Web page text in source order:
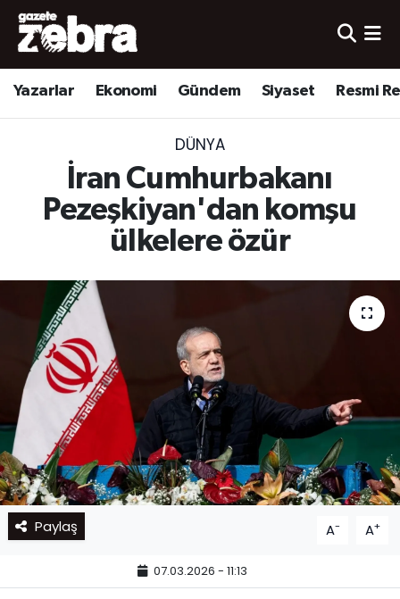
Yazarlar Ekonomi Gündem Siyaset Resmi
DÜNYA
İran Cumhurbakanı
Pezeşkiyan'dan komşu
ülkelere özür
Paylaş A- A+
07.03.2026 - 11:13
Yazarlar
Ekonomi
Kültür-Sanat
Yerel
Nöbetçi Eczaneler
Hava Durumu
Trafik Durumu
Süper Lig Puan Durumu ve Fikstür
Tüm Manşetler
Son Dakika Haberleri
Haber Arşivi